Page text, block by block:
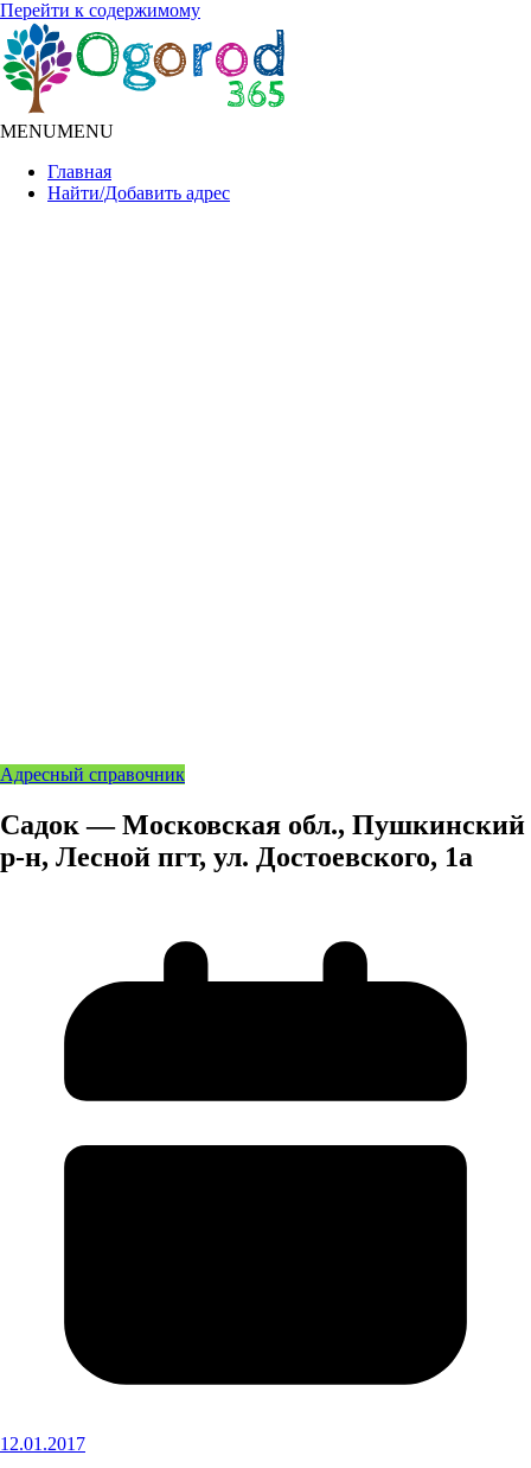
Перейти к содержимому
MENUMENU
Главная
Найти/Добавить адрес
Адресный справочник
Садок — Московская обл., Пушкинский
р-н, Лесной пгт, ул. Достоевского, 1а
12.01.2017